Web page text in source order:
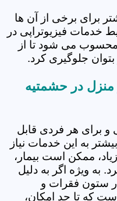
برای برخی از آن ها
خدمات فیزیوتراپی در
محسوب می شود تا از
جلوگیری کرد.
منزل در حشمتیه
و برای هر فردی قابل
به این خدمات نیاز
ممکن است بیمار،
به ویژه اگر به دلیل
ستون فقرات و
که تا حد امکان،